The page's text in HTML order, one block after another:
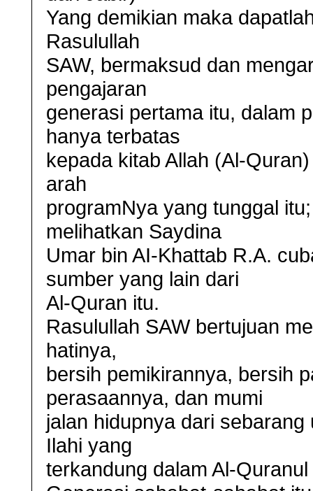
Yang demikian maka
Rasulullah
SAW, bermaksud dan
pengajaran
generasi pertama itu, dalam
hanya terbatas
kepada kitab Allah (Al-
arah
programNya yang tunggal
melihatkan Saydina
Umar bin AI-Khattab R.A.
sumber yang lain dari
Al-Quran itu.
Rasulullah SAW bertujuan
hatinya,
bersih pemikirannya, bersih
perasaannya, dan mumi
jalan hidupnya dari
Ilahi yang
terkandung dalam Al-